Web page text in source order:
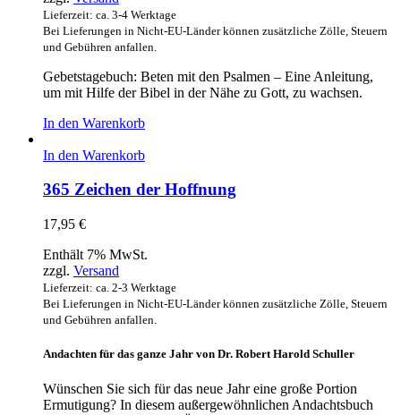
Lieferzeit: ca. 3-4 Werktage
Bei Lieferungen in Nicht-EU-Länder können zusätzliche Zölle, Steuern
und Gebühren anfallen.
Gebetstagebuch: Beten mit den Psalmen – Eine Anleitung,
um mit Hilfe der Bibel in der Nähe zu Gott, zu wachsen.
In den Warenkorb
In den Warenkorb
365 Zeichen der Hoffnung
17,95 €
Enthält 7% MwSt.
zzgl. Versand
Lieferzeit: ca. 2-3 Werktage
Bei Lieferungen in Nicht-EU-Länder können zusätzliche Zölle, Steuern
und Gebühren anfallen.
Andachten für das ganze Jahr von Dr. Robert Harold Schuller
Wünschen Sie sich für das neue Jahr eine große Portion
Ermutigung? In diesem außergewöhnlichen Andachtsbuch